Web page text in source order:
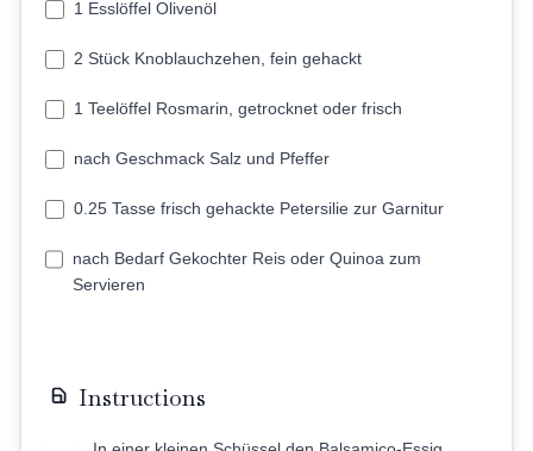
1 Esslöffel Olivenöl
2 Stück Knoblauchzehen, fein gehackt
1 Teelöffel Rosmarin, getrocknet oder frisch
nach Geschmack Salz und Pfeffer
0.25 Tasse frisch gehackte Petersilie zur Garnitur
nach Bedarf Gekochter Reis oder Quinoa zum
Servieren
Instructions